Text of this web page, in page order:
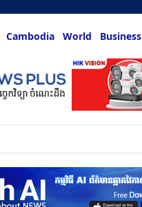
Cambodia World Business
ដែលអ្នកចង់ដឹង